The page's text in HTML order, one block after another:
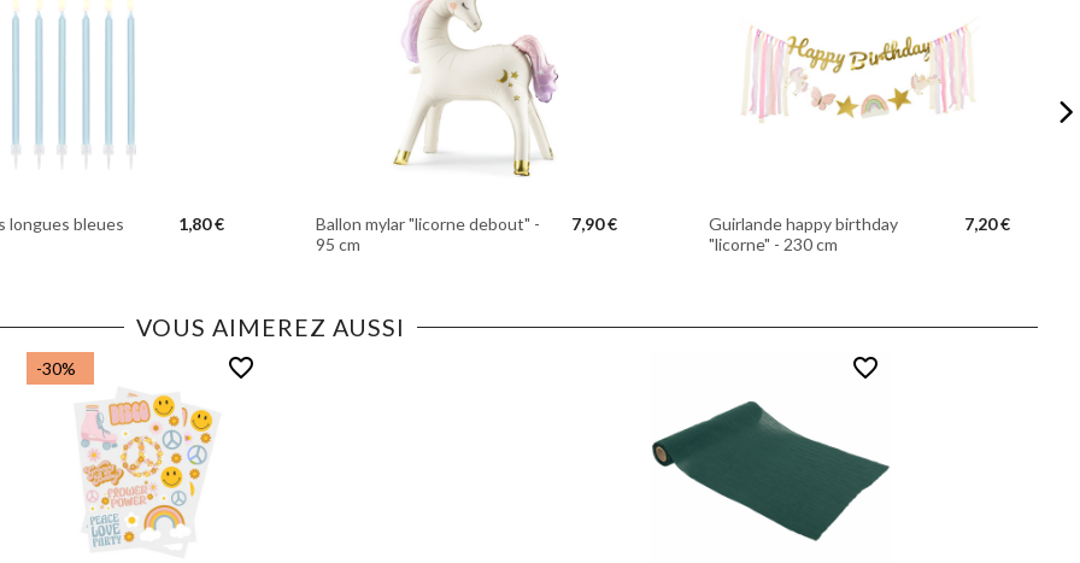
longues bleues 1,80 €
Ballon mylar "licorne debout" -
95 cm
7,90 €
Guirlande happy birthday
"licorne" - 230 cm
7,20 €
VOUS AIMEREZ AUSSI
-30% favorite_border favorite_border